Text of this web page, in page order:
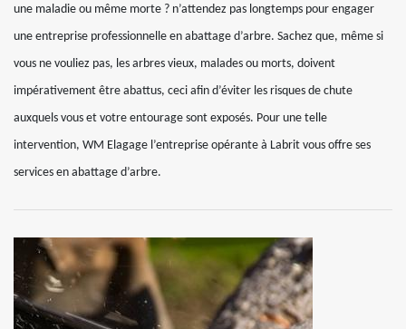
une maladie ou même morte ? n’attendez pas longtemps pour engager
une entreprise professionnelle en abattage d’arbre. Sachez que, même si
vous ne vouliez pas, les arbres vieux, malades ou morts, doivent
impérativement être abattus, ceci afin d’éviter les risques de chute
auxquels vous et votre entourage sont exposés. Pour une telle
intervention, WM Elagage l’entreprise opérante à Labrit vous offre ses
services en abattage d’arbre.